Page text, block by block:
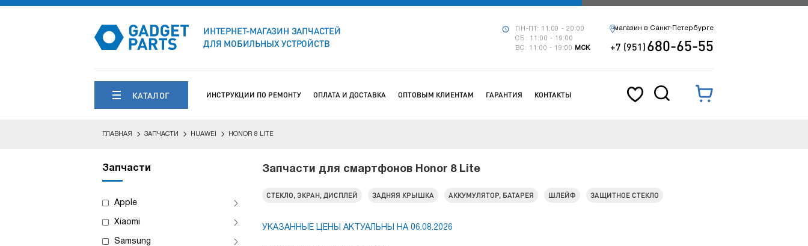
ИНТЕРНЕТ-МАГАЗИН ЗАПЧАСТЕЙ
ДЛЯ МОБИЛЬНЫХ УСТРОЙСТВ
ПН-ПТ: 11:00 - 20:00
СБ: 11:00 - 19:00
ВС: 11:00 - 19:00
МСК
магазин в Санкт-Петербурге
+7 (951)680-65-55
КАТАЛОГ ИНСТРУКЦИИ ПО РЕМОНТУ ОПЛАТА И ДОСТАВКА ОПТОВЫМ КЛИЕНТАМ ГАРАНТИЯ КОНТАКТЫ
ГЛАВНАЯ ЗАПЧАСТИ HUAWEI HONOR 8 LITE
Запчасти
Apple
Xiaomi
Samsung
Запчасти для смартфонов Honor 8 Lite
СТЕКЛО, ЭКРАН, ДИСПЛЕЙ ЗАДНЯЯ КРЫШКА АККУМУЛЯТОР, БАТАРЕЯ ШЛЕЙФ ЗАЩИТНОЕ СТЕКЛО
УКАЗАННЫЕ ЦЕНЫ АКТУАЛЬНЫ НА 06.08.2026